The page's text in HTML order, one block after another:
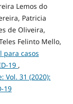
Lemos do
Patricia
de Oliveira,
Felinto Mello,
para casos
19 ,
Vol. 31 (2020):
19